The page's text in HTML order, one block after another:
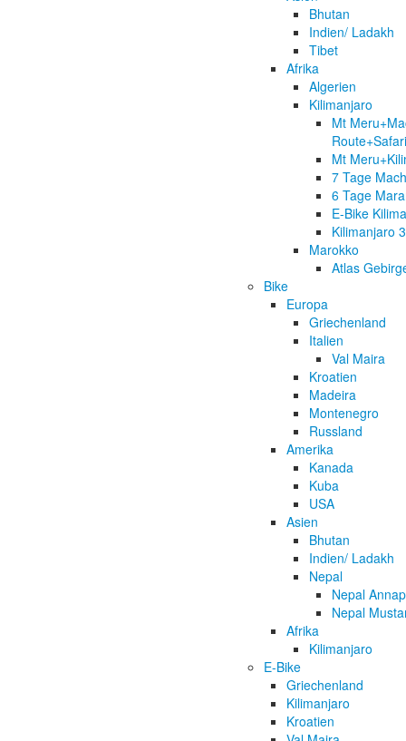
Bhutan
Indien/ Ladakh
Tibet
Afrika
Algerien
Kilimanjaro
Mt
Route+Safari
Mt
7 Tage
6 Tage
E-Bike
Kilimanjaro
Marokko
Atlas
Bike
Europa
Griechenland
Italien
Val Maira
Kroatien
Madeira
Montenegro
Russland
Amerika
Kanada
Kuba
USA
Asien
Bhutan
Indien/ Ladakh
Nepal
Nepal
Nepal
Afrika
Kilimanjaro
E-Bike
Griechenland
Kilimanjaro
Kroatien